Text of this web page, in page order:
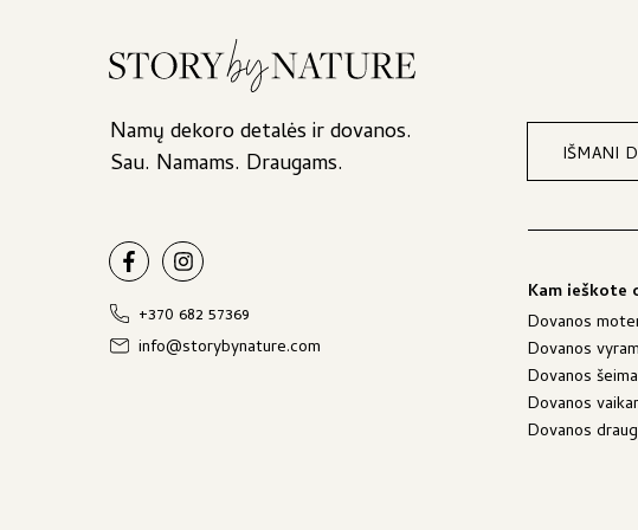
range:
42,00 €
45,00 €.
Namų dekoro detalės ir dovanos.
Sau. Namams. Draugams.
+370 682 57369
info@storybynature.com
IŠMANI
Kam ieškote
Dovanos
Dovanos
Dovanos
Dovanos
Dovanos